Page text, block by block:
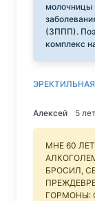
молочницы
(ЗППП).
комплекс
Алексей 5
МНЕ 60
БРОСИЛ,
ГОРМОНЫ: